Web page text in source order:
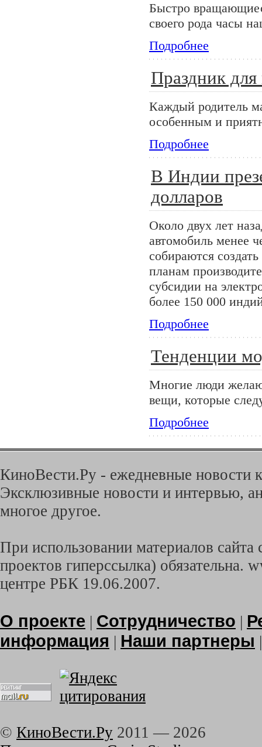
Быстро
своего рода часы
Подробнее
Праздник
Каждый родитель
особенным и
Подробнее
В Индии
долларов
Около двух лет
автомобиль менее
собираются
планам
субсидии на
более 150 000
Подробнее
Тенденции
Многие люди
вещи, которые
Подробнее
КиноВести.Ру - ежедневные новости
Эксклюзивные новости и интервью,
многое другое.
При использовании материалов
проектов гиперссылка) обязательна.
центре РБК 19.06.2007.
О проекте | Сотрудничество |
информация | Наши партнеры
© КиноВести.Ру 2011 — 2026